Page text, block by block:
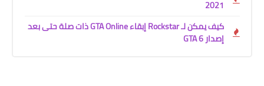
2021
كيف يمكن لـ Rockstar إبقاء GTA Online ذات صلة حتى بعد
إصدار GTA 6